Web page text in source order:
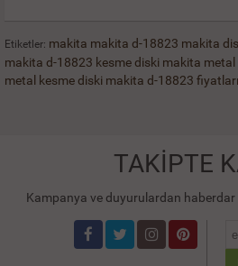
Etiketler: makita makita d-18823 makita
makita d-18823 kesme diski makita metal
metal kesme diski makita d-18823 fiyatları
TAKİPTE
Kampanya ve duyurulardan haberdar